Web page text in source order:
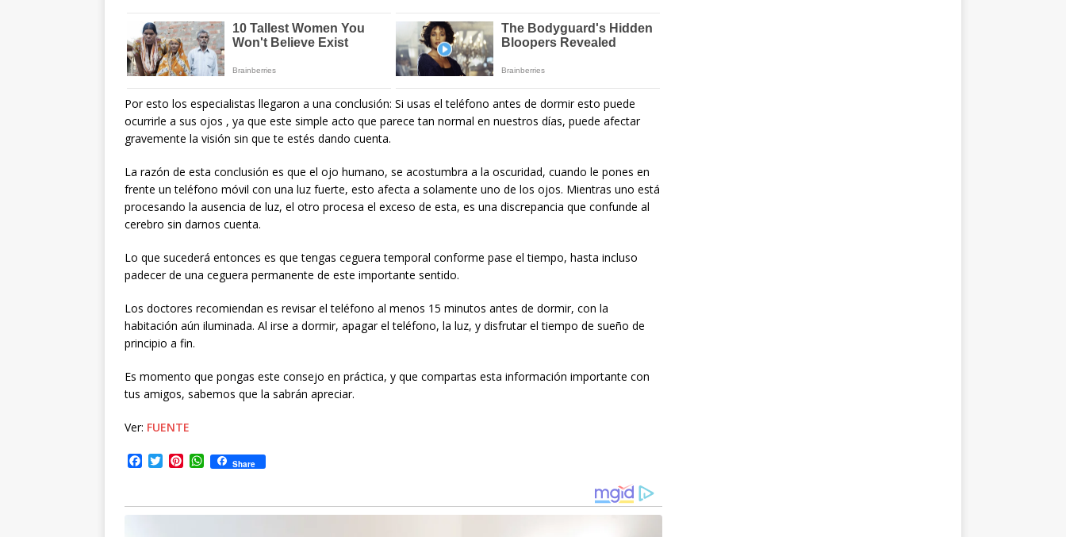
Por esto los especialistas llegaron a una conclusión: Si usas el teléfono antes de dormir esto puede
ocurrirle a sus ojos , ya que este simple acto que parece tan normal en nuestros días, puede afectar
gravemente la visión sin que te estés dando cuenta.
La razón de esta conclusión es que el ojo humano, se acostumbra a la oscuridad, cuando le pones en
frente un teléfono móvil con una luz fuerte, esto afecta a solamente uno de los ojos. Mientras uno está
procesando la ausencia de luz, el otro procesa el exceso de esta, es una discrepancia que confunde al
cerebro sin darnos cuenta.
Lo que sucederá entonces es que tengas ceguera temporal conforme pase el tiempo, hasta incluso
padecer de una ceguera permanente de este importante sentido.
Los doctores recomiendan es revisar el teléfono al menos 15 minutos antes de dormir, con la
habitación aún iluminada. Al irse a dormir, apagar el teléfono, la luz, y disfrutar el tiempo de sueño de
principio a fin.
Es momento que pongas este consejo en práctica, y que compartas esta información importante con
tus amigos, sabemos que la sabrán apreciar.
Ver: FUENTE
e
b
T
t
t
P
t
e
W
t
s
Share